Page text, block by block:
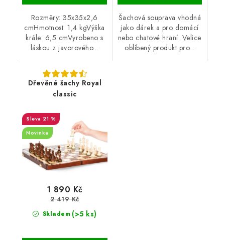
Rozměry: 35x35x2,6
cmHmotnost: 1,4 kgVýška
krále: 6,5 cmVyrobeno s
láskou z javorového...
Šachová souprava vhodná
jako dárek a pro domácí
nebo chatové hraní. Velice
oblíbený produkt pro...
Dřevěné šachy Royal
classic
21 %
Novinka
Skladem (>5 ks)
1 890 Kč
2 419 Kč